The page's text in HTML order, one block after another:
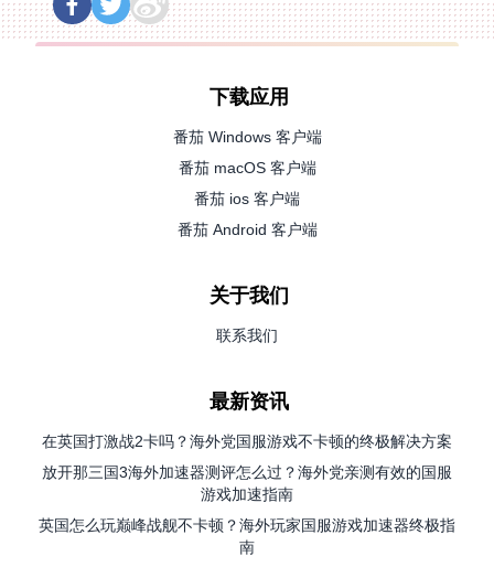
下载应用
番茄 Windows 客户端
番茄 macOS 客户端
番茄 ios 客户端
番茄 Android 客户端
关于我们
联系我们
最新资讯
在英国打激战2卡吗？海外党国服游戏不卡顿的终极解决方案
放开那三国3海外加速器测评怎么过？海外党亲测有效的国服
游戏加速指南
英国怎么玩巅峰战舰不卡顿？海外玩家国服游戏加速器终极指
南